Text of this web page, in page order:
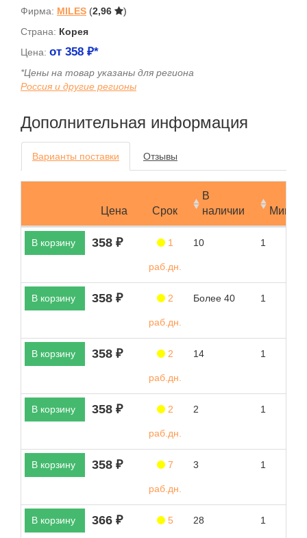
Фирма: MILES (2,96
)
Страна: Корея
Цена: от 358 ₽*
*Цены на товар указаны для региона
Россия и другие регионы
Дополнительная информация
Варианты поставки Отзывы
Цена Срок
В
наличии
В корзину 358 ₽ 1
раб.дн.
10 1
В корзину 358 ₽ 2
раб.дн.
Более 40 1
В корзину 358 ₽ 2
раб.дн.
14 1
В корзину 358 ₽ 2
раб.дн.
2 1
В корзину 358 ₽ 7
раб.дн.
3 1
В корзину 366 ₽ 5 28 1